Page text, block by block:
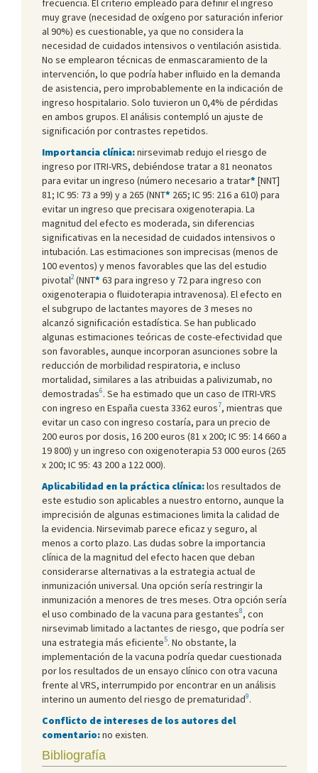
muy grave (necesidad de oxígeno por saturación inferior
al 90%) es cuestionable, ya que no considera la
necesidad de cuidados intensivos o ventilación asistida.
No se emplearon técnicas de enmascaramiento de la
intervención, lo que podría haber influido en la demanda
de asistencia, pero improbablemente en la indicación de
ingreso hospitalario. Solo tuvieron un 0,4% de pérdidas
en ambos grupos. El análisis contempló un ajuste de
significación por contrastes repetidos.
Importancia clínica:nirsevimab redujo el riesgo de
ingreso por ITRI-VRS, debiéndose tratar a 81 neonatos
para evitar un ingreso (número necesario a tratar* [NNT]
81; IC 95: 73 a 99) y a 265 (NNT* 265; IC 95: 216 a 610) para
evitar un ingreso que precisara oxigenoterapia. La
magnitud del efecto es moderada, sin diferencias
significativas en la necesidad de cuidados intensivos o
intubación. Las estimaciones son imprecisas (menos de
100 eventos) y menos favorables que las del estudio
pivotal2(NNT* 63 para ingreso y 72 para ingreso con
oxigenoterapia o fluidoterapia intravenosa). El efecto en
el subgrupo de lactantes mayores de 3 meses no
alcanzó significación estadística. Se han publicado
algunas estimaciones teóricas de coste-efectividad que
son favorables, aunque incorporan asunciones sobre la
reducción de morbilidad respiratoria, e incluso
mortalidad, similares a las atribuidas a palivizumab, no
demostradas6. Se ha estimado que un caso de ITRI-VRS
con ingreso en España cuesta 3362 euros7, mientras que
evitar un caso con ingreso costaría, para un precio de
200 euros por dosis, 16 200 euros (81 x 200; IC 95: 14 660 a
19 800) y un ingreso con oxigenoterapia 53 000 euros (265
x 200; IC 95: 43 200 a 122 000).
Aplicabilidad en la práctica clínica:los resultados de
este estudio son aplicables a nuestro entorno, aunque la
imprecisión de algunas estimaciones limita la calidad de
la evidencia. Nirsevimab parece eficaz y seguro, al
menos a corto plazo. Las dudas sobre la importancia
clínica de la magnitud del efecto hacen que deban
considerarse alternativas a la estrategia actual de
inmunización universal. Una opción sería restringir la
inmunización a menores de tres meses. Otra opción sería
el uso combinado de la vacuna para gestantes8, con
nirsevimab limitado a lactantes de riesgo, que podría ser
una estrategia más eficiente5. No obstante, la
implementación de la vacuna podría quedar cuestionada
por los resultados de un ensayo clínico con otra vacuna
frente al VRS, interrumpido por encontrar en un análisis
interino un aumento del riesgo de prematuridad9.
Conflicto de intereses de los autores del
comentario:no existen.
Bibliografía